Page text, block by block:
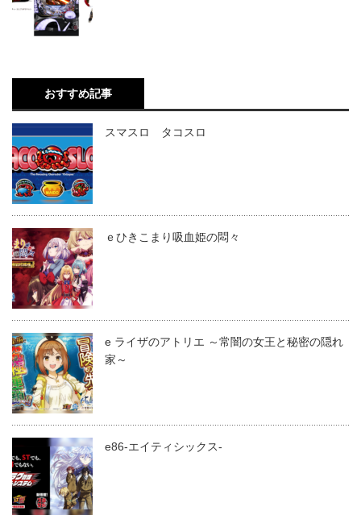
おすすめ記事
スマスロ タコスロ
ｅひきこまり吸血姫の悶々
e ライザのアトリエ ～常闇の女王と秘密の隠れ
家～
e86-エイティシックス-